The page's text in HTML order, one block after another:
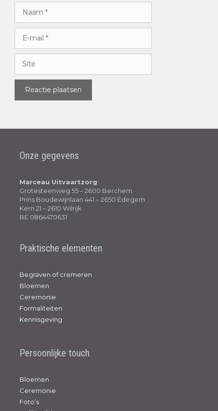
Onze gegevens
Marceau Uitvaartzorg
Grotesteenweg 55 – 2600 Berchem
Prins Boudewijnlaan 441 – 2650 Edegem
Kern 21 – 2610 Wilrijk
BE 0864470631
Praktische elementen
Begraven of cremeren
Bloemen
Ceremonie
Formaliteiten
Kennisgeving
Persoonlijke touch
Bloemen
Ceremonie
Foto’s